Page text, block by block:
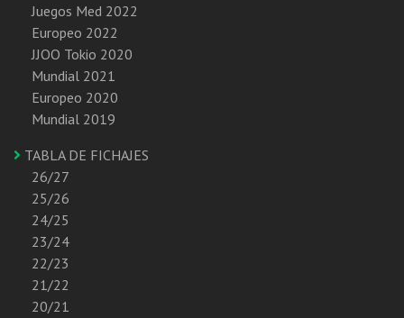
Juegos Med 2022
Europeo 2022
JJOO Tokio 2020
Mundial 2021
Europeo 2020
Mundial 2019
TABLA DE FICHAJES
26/27
25/26
24/25
23/24
22/23
21/22
20/21